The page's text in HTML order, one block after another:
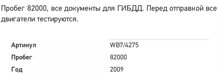
Пробег 82000, все документы для ГИБДД. Перед отправкой все
двигатели тестируются.
Артикул
WB7/4275
Пробег
82000
Год
2009